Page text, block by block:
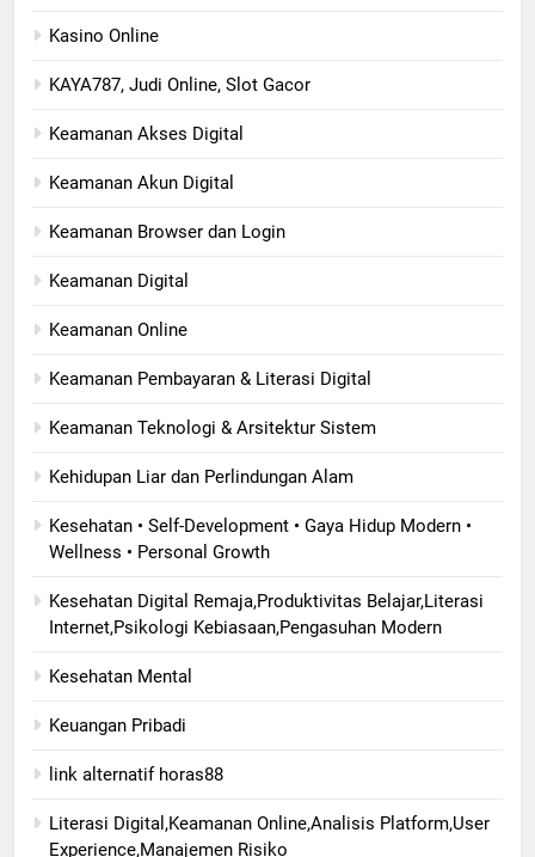
Kasino Online
KAYA787, Judi Online, Slot Gacor
Keamanan Akses Digital
Keamanan Akun Digital
Keamanan Browser dan Login
Keamanan Digital
Keamanan Online
Keamanan Pembayaran & Literasi Digital
Keamanan Teknologi & Arsitektur Sistem
Kehidupan Liar dan Perlindungan Alam
Kesehatan • Self-Development • Gaya Hidup Modern •
Wellness • Personal Growth
Kesehatan Digital Remaja,Produktivitas Belajar,Literasi
Internet,Psikologi Kebiasaan,Pengasuhan Modern
Kesehatan Mental
Keuangan Pribadi
link alternatif horas88
Literasi Digital,Keamanan Online,Analisis Platform,User
Experience,Manajemen Risiko